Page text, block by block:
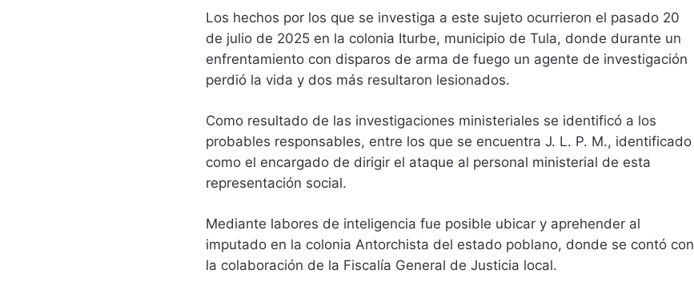
Los hechos por los que se investiga a este sujeto ocurrieron el pasado 20
de julio de 2025 en la colonia Iturbe, municipio de Tula, donde durante un
enfrentamiento con disparos de arma de fuego un agente de investigación
perdió la vida y dos más resultaron lesionados.
Como resultado de las investigaciones ministeriales se identificó a los
probables responsables, entre los que se encuentra J. L. P. M., identificado
como el encargado de dirigir el ataque al personal ministerial de esta
representación social.
Mediante labores de inteligencia fue posible ubicar y aprehender al
imputado en la colonia Antorchista del estado poblano, donde se contó con
la colaboración de la Fiscalía General de Justicia local.